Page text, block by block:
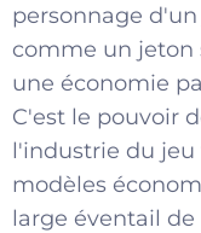
personnage
comme un jeton
une économie
C'est le pouvoir
l'industrie du jeu
modèles
large éventail